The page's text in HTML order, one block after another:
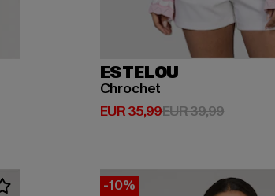
ESTELOU
Chrochet
EUR 35,99
Huidige prijs: EUR 35,99
EUR 39,99
-10%